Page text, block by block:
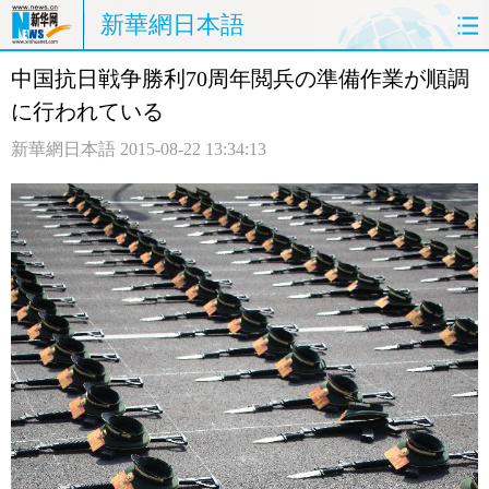
新華網日本語
ホームページ 政治 経済
観光 評論 写真
中日対訳
中国抗日戦争勝利70周年閲兵の準備作業が順調
に行われている
新華網日本語 2015-08-22 13:34:13